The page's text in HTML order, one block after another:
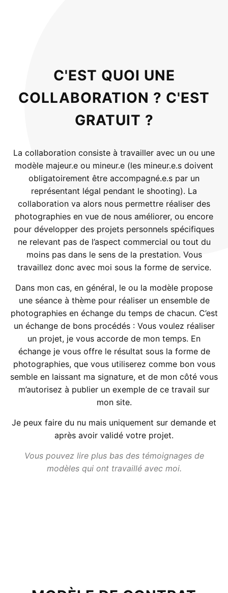
C'EST QUOI UNE
COLLABORATION ? C'EST
GRATUIT ?
La collaboration consiste à travailler avec un ou une
modèle majeur.e ou mineur.e (les mineur.e.s doivent
obligatoirement être accompagné.e.s par un
représentant légal pendant le shooting). La
collaboration va alors nous permettre réaliser des
photographies en vue de nous améliorer, ou encore
pour développer des projets personnels spécifiques
ne relevant pas de l’aspect commercial ou tout du
moins pas dans le sens de la prestation. Vous
travaillez donc avec moi sous la forme de service.
Dans mon cas, en général, le ou la modèle propose
une séance à thème pour réaliser un ensemble de
photographies en échange du temps de chacun. C’est
un échange de bons procédés : Vous voulez réaliser
un projet, je vous accorde de mon temps. En
échange je vous offre le résultat sous la forme de
photographies, que vous utiliserez comme bon vous
semble en laissant ma signature, et de mon côté vous
m’autorisez à publier un exemple de ce travail sur
mon site.
Je peux faire du nu mais uniquement sur demande et
après avoir validé votre projet.
Vous pouvez lire plus bas des témoignages de
modèles qui ont travaillé avec moi.